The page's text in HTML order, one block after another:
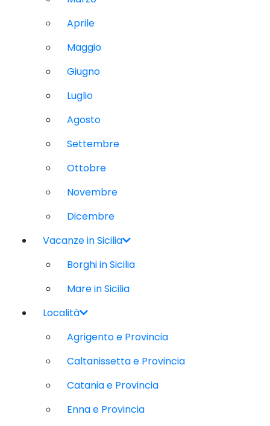
Aprile
Maggio
Giugno
Luglio
Agosto
Settembre
Ottobre
Novembre
Dicembre
Vacanze in Sicilia
Borghi in Sicilia
Mare in Sicilia
Località
Agrigento e Provincia
Caltanissetta e Provincia
Catania e Provincia
Enna e Provincia